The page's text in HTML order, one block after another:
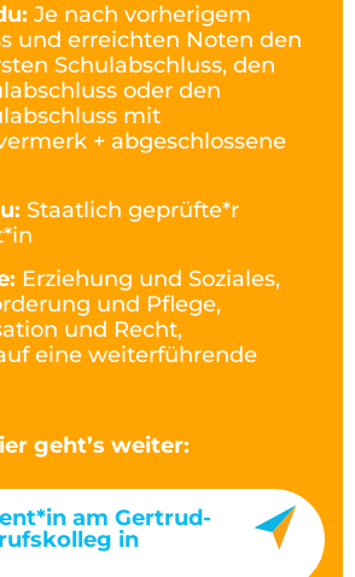
Je nach vorherigem
und erreichten Noten den
Schulabschluss, den
oder den
mit
+ abgeschlossene
Staatlich geprüfte*r
Erziehung und Soziales,
und Pflege,
und Recht,
eine weiterführende
geht’s weiter:
am Gertrud-
in